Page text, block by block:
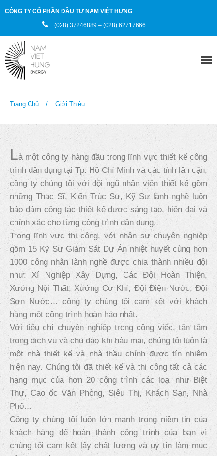
Dự án
Đối tác
Tin tức
Liên hệ
CÔNG TY CỔ PHẦN ĐẦU TƯ NAM VIỆT HƯNG
(028) 37246889 – (028) 62717666
Trang Chủ / Giới Thiệu
Là một công ty hàng đầu trong lĩnh vực thiết kế công
trình dân dụng tại Tp. Hồ Chí Minh và các tỉnh lân cận,
công ty chúng tôi với đội ngũ nhân viên thiết kế gồm
những Thạc Sĩ, Kiến Trúc Sư, Kỹ Sư lành nghề luôn
bảo đảm công tác thiết kế được sáng tạo, hiện đại và
chính xác cho từng công trình dân dụng.
Trong lĩnh vực thi công, với nhân sự chuyên nghiệp
gồm 15 Kỹ Sư Giám Sát Dự Án nhiệt huyết cùng hơn
1000 công nhân lành nghề được chia thành nhiều đội
như: Xí Nghiệp Xây Dựng, Các Đội Hoàn Thiện,
Xưởng Nội Thất, Xưởng Cơ Khí, Đội Điện Nước, Đội
Sơn Nước… công ty chúng tôi cam kết với khách
hàng một công trình hoàn hảo nhất.
Với tiêu chí chuyên nghiệp trong công việc, tận tâm
trong dịch vụ và chu đáo khi hậu mãi, chúng tôi luôn là
một nhà thiết kế và nhà thầu chính được tín nhiệm
hiện nay. Chúng tôi đã thiết kế và thi công tất cả các
hạng mục của hơn 20 công trình các loại như Biệt
Thự, Cao ốc Văn Phòng, Siêu Thị, Khách Sạn, Nhà
Phố…
Công ty chúng tôi luôn lớn mạnh trong niềm tin của
khách hàng để hoàn thành công trình của bạn vì
chúng tôi cam kết lấy chất lượng và uy tín làm mục